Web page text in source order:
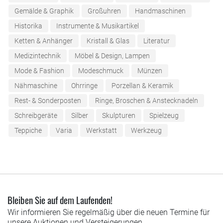
Gemälde & Graphik
Großuhren
Handmaschinen
Historika
Instrumente & Musikartikel
Ketten & Anhänger
Kristall & Glas
Literatur
Medizintechnik
Möbel & Design, Lampen
Mode & Fashion
Modeschmuck
Münzen
Nähmaschine
Ohrringe
Porzellan & Keramik
Rest- & Sonderposten
Ringe, Broschen & Anstecknadeln
Schreibgeräte
Silber Skulpturen
Spielzeug
Teppiche
Varia Werkstatt Werkzeug
Bleiben Sie auf dem Laufenden!
Wir informieren Sie regelmäßig über die neuen Termine für